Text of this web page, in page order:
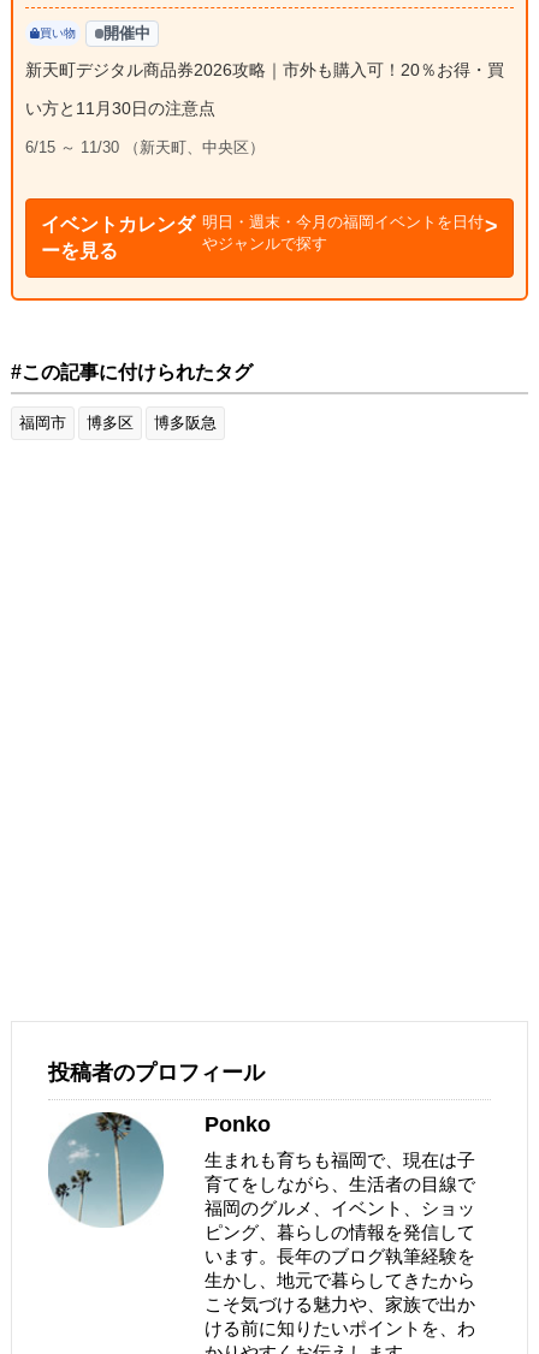
買い物 開催中
新天町デジタル商品券2026攻略｜市外も購入可！20％お得・買
い方と11月30日の注意点
6/15 ～ 11/30 （新天町、中央区）
イベントカレンダ
ーを見る
明日・週末・今月の福岡イベントを日付
やジャンルで探す
#この記事に付けられたタグ
福岡市 博多区 博多阪急
投稿者のプロフィール
Ponko
生まれも育ちも福岡で、現在は子
育てをしながら、生活者の目線で
福岡のグルメ、イベント、ショッ
ピング、暮らしの情報を発信して
います。長年のブログ執筆経験を
生かし、地元で暮らしてきたから
こそ気づける魅力や、家族で出か
ける前に知りたいポイントを、わ